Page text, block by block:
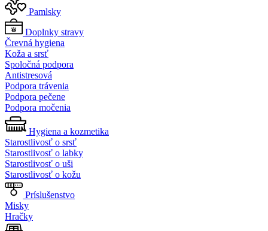
Pamlsky
Doplnky stravy
Črevná hygiena
Koža a srsť
Spoločná podpora
Antistresová
Podpora trávenia
Podpora pečene
Podpora močenia
Hygiena a kozmetika
Starostlivosť o srsť
Starostlivosť o labky
Starostlivosť o uši
Starostlivosť o kožu
Príslušenstvo
Misky
Hračky